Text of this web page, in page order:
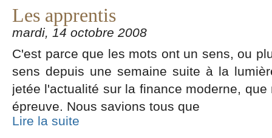
Les apprentis
mardi, 14 octobre 2008
C'est parce que les mots ont un sens, ou
sens depuis une semaine suite à la
jetée l'actualité sur la finance moderne,
épreuve. Nous savions tous que
Lire la suite